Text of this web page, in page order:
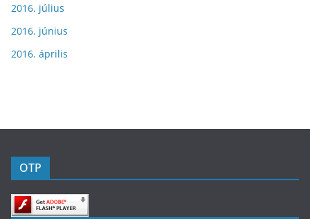
2016. július
2016. június
2016. április
OTP